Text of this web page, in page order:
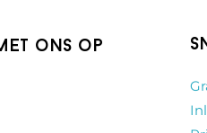
ons op